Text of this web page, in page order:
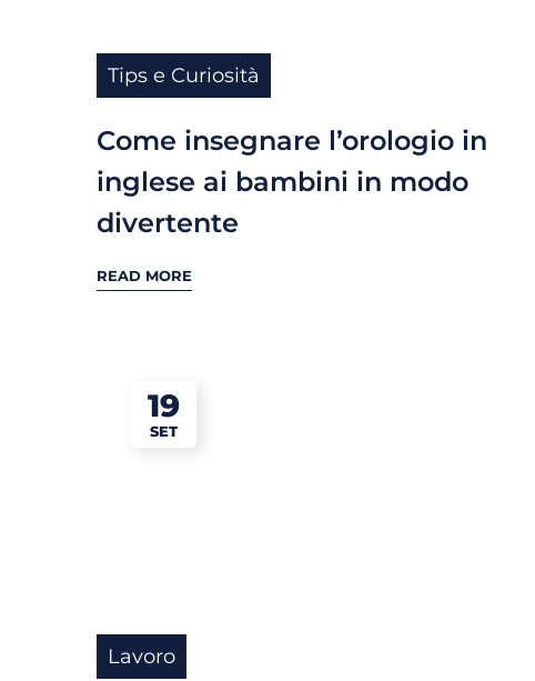
Tips e Curiosità
Come insegnare l’orologio in
inglese ai bambini in modo
divertente
READ MORE
19
SET
Lavoro